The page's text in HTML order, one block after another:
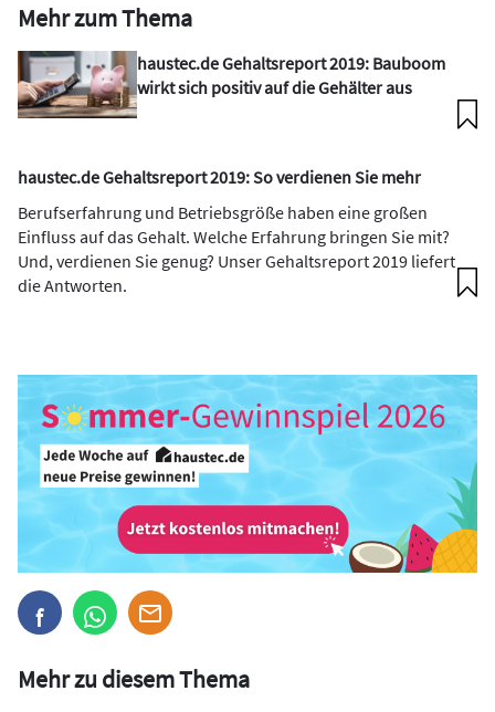
Mehr zum Thema
haustec.de Gehaltsreport 2019: Bauboom
wirkt sich positiv auf die Gehälter aus
haustec.de Gehaltsreport 2019: So verdienen Sie mehr
Berufserfahrung und Betriebsgröße haben eine großen
Einfluss auf das Gehalt. Welche Erfahrung bringen Sie mit?
Und, verdienen Sie genug? Unser Gehaltsreport 2019 liefert
die Antworten.
Mehr zu diesem Thema